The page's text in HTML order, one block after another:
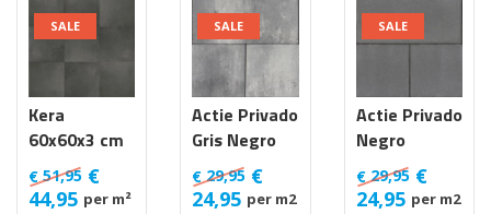
Kera
60x60x3 cm
Luik
€ 51,95 €
44,95 per m²
SALE
Actie Privado
Gris Negro
30x60x6 cm
€ 29,95 €
24,95 per m2
SALE
Actie Privado
Negro
30x60x6 cm
€29,95 €
24,95 per m2
SALE